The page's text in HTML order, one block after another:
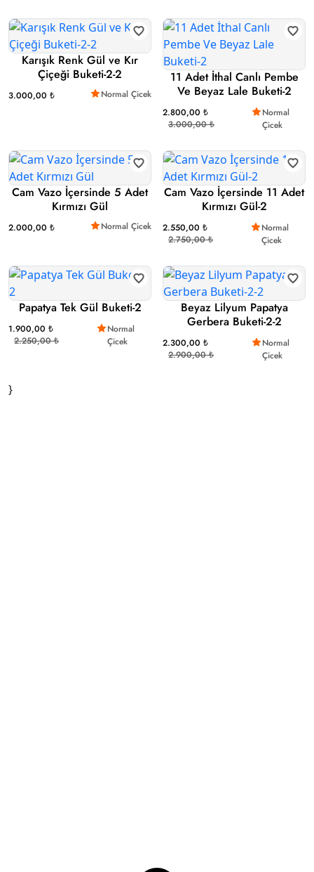
Karışık Renk Gül ve Kır
Çiçeği Buketi-2-2
3.000,00 ₺ Normal Çicek
11 Adet İthal Canlı Pembe
Ve Beyaz Lale Buketi-2
2.800,00 ₺
3.000,00 ₺
Normal
Çicek
Cam Vazo İçersinde 5 Adet
Kırmızı Gül
2.000,00 ₺ Normal Çicek
Cam Vazo İçersinde 11 Adet
Kırmızı Gül-2
2.550,00 ₺
2.750,00 ₺
Normal
Çicek
Papatya Tek Gül Buketi-2
1.900,00 ₺
2.250,00 ₺
Normal
Çicek
Beyaz Lilyum Papatya
Gerbera Buketi-2-2
2.300,00 ₺
2.900,00 ₺
Normal
Çicek
}